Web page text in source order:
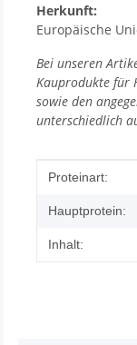
Herkunft:
Europäische
Bei unseren
Kauprodukte für
sowie den
unterschiedlich
Wert
Proteinart:
Hauptprotein:
Inhalt: